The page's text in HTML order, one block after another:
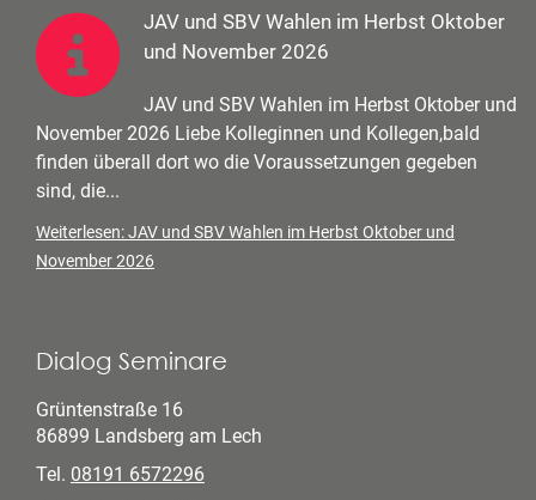
JAV und SBV Wahlen im Herbst Oktober
und November 2026
JAV und SBV Wahlen im Herbst Oktober und
November 2026 Liebe Kolleginnen und Kollegen,bald
finden überall dort wo die Voraussetzungen gegeben
sind, die...
Weiterlesen: JAV und SBV Wahlen im Herbst Oktober und
November 2026
Dialog Seminare
Grüntenstraße 16
86899 Landsberg am Lech
Tel. 08191 6572296